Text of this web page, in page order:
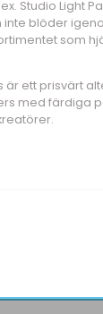
Studio Light
blöder
som
är ett prisvärt
med färdiga